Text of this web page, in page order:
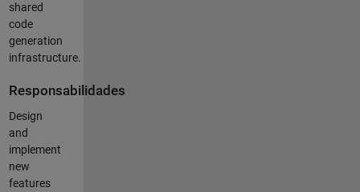
shared
code
generation
infrastructure.
Responsabilidades
Design
and
implement
new
features